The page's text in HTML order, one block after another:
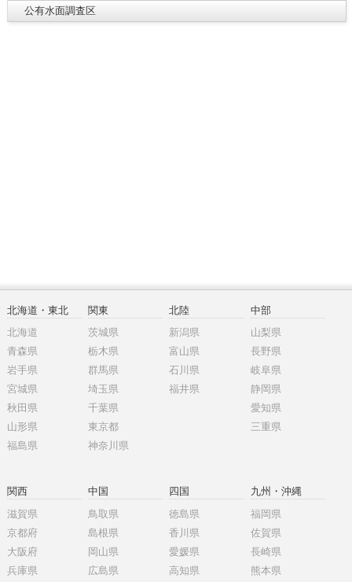
公有水面調査区
北海道・東北
北海道
青森県
岩手県
宮城県
秋田県
山形県
福島県
関東
茨城県
栃木県
群馬県
埼玉県
千葉県
東京都
神奈川県
北陸
新潟県
富山県
石川県
福井県
中部
山梨県
長野県
岐阜県
静岡県
愛知県
三重県
関西
滋賀県
京都府
大阪府
兵庫県
中国
鳥取県
島根県
岡山県
広島県
四国
徳島県
香川県
愛媛県
高知県
九州・沖縄
福岡県
佐賀県
長崎県
熊本県